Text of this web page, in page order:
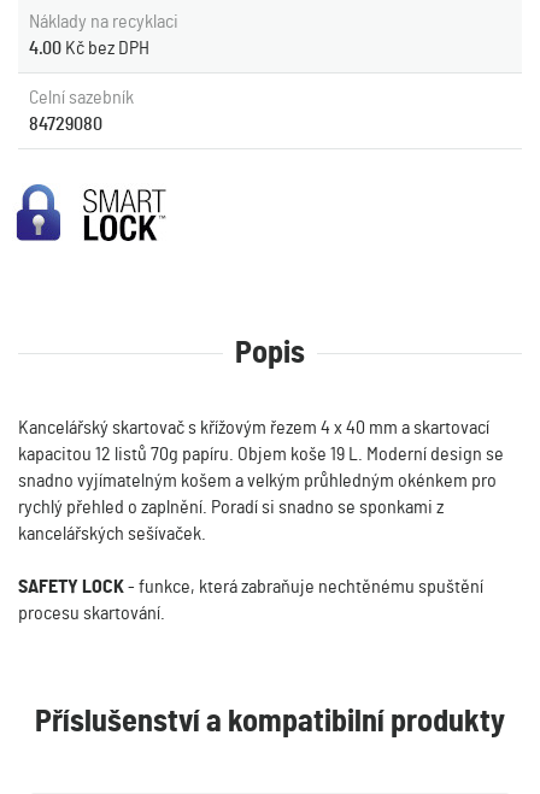
Náklady na recyklaci
4.00 Kč bez DPH
Celní sazebník
84729080
Popis
Kancelářský skartovač s křížovým řezem 4 x 40 mm a skartovací
kapacitou 12 listů 70g papíru. Objem koše 19 L. Moderní design se
snadno vyjímatelným košem a velkým průhledným okénkem pro
rychlý přehled o zaplnění. Poradí si snadno se sponkami z
kancelářských sešívaček.
SAFETY LOCK- funkce, která zabraňuje nechtěnému spuštění
procesu skartování.
Příslušenství a kompatibilní produkty